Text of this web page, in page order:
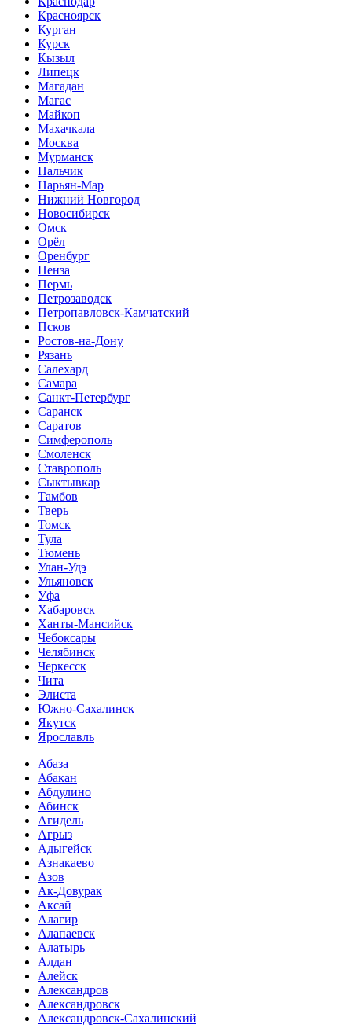
Красноярск
Курган
Курск
Кызыл
Липецк
Магадан
Магас
Майкоп
Махачкала
Москва
Мурманск
Нальчик
Нарьян-Мар
Нижний Новгород
Новосибирск
Омск
Орёл
Оренбург
Пенза
Пермь
Петрозаводск
Петропавловск-Камчатский
Псков
Ростов-на-Дону
Рязань
Салехард
Самара
Санкт-Петербург
Саранск
Саратов
Симферополь
Смоленск
Ставрополь
Сыктывкар
Тамбов
Тверь
Томск
Тула
Тюмень
Улан-Удэ
Ульяновск
Уфа
Хабаровск
Ханты-Мансийск
Чебоксары
Челябинск
Черкесск
Чита
Элиста
Южно-Сахалинск
Якутск
Ярославль
Абаза
Абакан
Абдулино
Абинск
Агидель
Агрыз
Адыгейск
Азнакаево
Азов
Ак-Довурак
Аксай
Алагир
Алапаевск
Алатырь
Алдан
Алейск
Александров
Александровск
Александровск-Сахалинский